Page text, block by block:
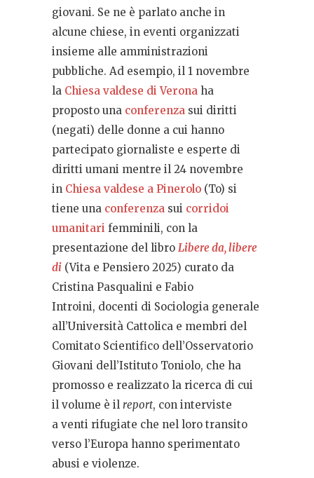
giovani. Se ne è parlato anche in
alcune chiese, in eventi organizzati
insieme alle amministrazioni
pubbliche. Ad esempio, il 1 novembre
la Chiesa valdese di Verona ha
proposto una conferenza sui diritti
(negati) delle donne a cui hanno
partecipato giornaliste e esperte di
diritti umani mentre il 24 novembre
in Chiesa valdese a Pinerolo (To) si
tiene una conferenza sui corridoi
umanitari femminili, con la
presentazione del libro Libere da, libere
di (Vita e Pensiero 2025) curato da
Cristina Pasqualini e Fabio
Introini, docenti di Sociologia generale
all’Università Cattolica e membri del
Comitato Scientifico dell’Osservatorio
Giovani dell’Istituto Toniolo, che ha
promosso e realizzato la ricerca di cui
il volume è il report, con interviste
a venti rifugiate che nel loro transito
verso l’Europa hanno sperimentato
abusi e violenze.